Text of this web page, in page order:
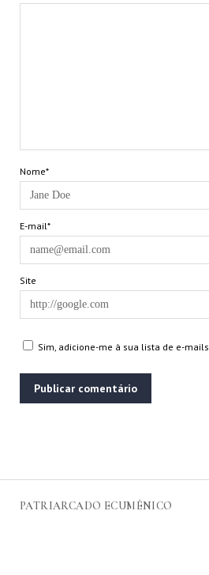
PATRIARCADO ECUMÊNICO
Nome*
E-mail*
Site
Sim, adicione-me à sua lista de e-mails.